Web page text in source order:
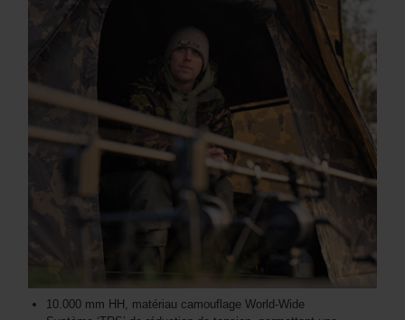
10.000 mm HH, matériau camouflage World-Wide